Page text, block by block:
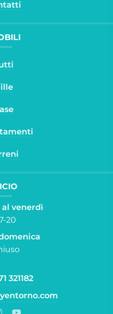
venerdì
20
321182